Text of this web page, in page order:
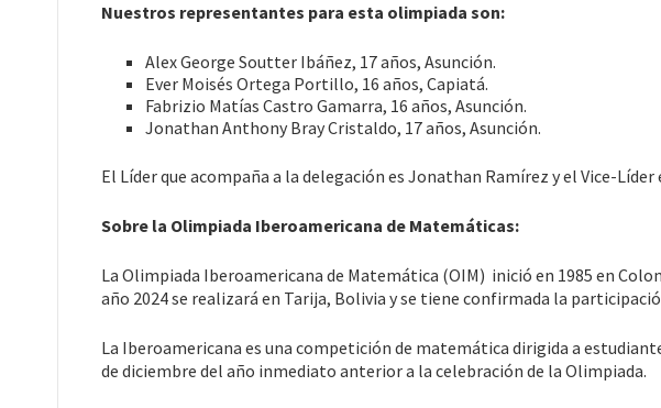
Nuestros representantes para esta olimpiada son:
Alex George Soutter Ibáñez, 17 años, Asunción.
Ever Moisés Ortega Portillo, 16 años, Capiatá.
Fabrizio Matías Castro Gamarra, 16 años, Asunción.
Jonathan Anthony Bray Cristaldo, 17 años, Asunción.
El Líder que acompaña a la delegación es Jonathan Ramírez y el Vice-Líder
Sobre la Olimpiada Iberoamericana de Matemáticas:
La Olimpiada Iberoamericana de Matemática (OIM) inició en 1985 en
año 2024 se realizará en Tarija, Bolivia y se tiene confirmada la
La Iberoamericana es una competición de matemática dirigida a
de diciembre del año inmediato anterior a la celebración de la Olimpiada.